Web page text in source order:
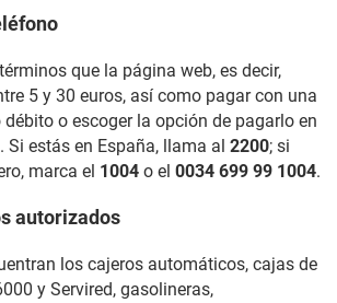
que la página web, es decir,
5 y 30 euros, así como pagar con una
o escoger la opción de pagarlo en
estás en España, llama al 2200; si
marca el 1004 o el 0034 699 99 1004.
autorizados
los cajeros automáticos, cajas de
y Servired, gasolineras,